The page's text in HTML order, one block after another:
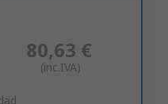
80,63 €
(inc.IVA)